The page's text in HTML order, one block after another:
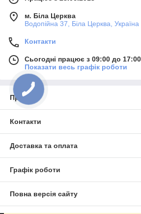
м. Біла Церква
Водопійна 37, Біла Церква, Україна
Контакти
Сьогодні працює з 09:00 до 17:00
Показати весь графік роботи
Про нас
Контакти
Доставка та оплата
Графік роботи
Повна версія сайту